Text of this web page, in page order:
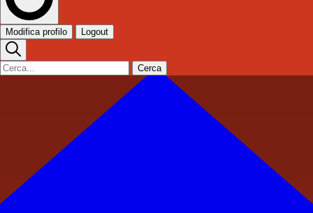
Modifica profilo Logout
Cerca